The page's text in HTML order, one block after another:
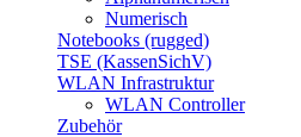
Numerisch
Notebooks (rugged)
TSE (KassenSichV)
WLAN Infrastruktur
WLAN Controller
Zubehör